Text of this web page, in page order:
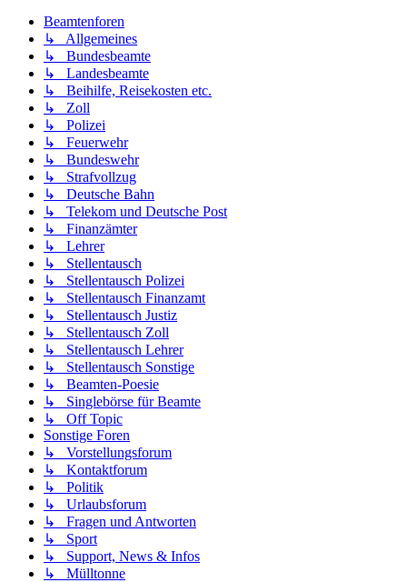
Beamtenforen
↳ Allgemeines
↳ Bundesbeamte
↳ Landesbeamte
↳ Beihilfe, Reisekosten etc.
↳ Zoll
↳ Polizei
↳ Feuerwehr
↳ Bundeswehr
↳ Strafvollzug
↳ Deutsche Bahn
↳ Telekom und Deutsche Post
↳ Finanzämter
↳ Lehrer
↳ Stellentausch
↳ Stellentausch Polizei
↳ Stellentausch Finanzamt
↳ Stellentausch Justiz
↳ Stellentausch Zoll
↳ Stellentausch Lehrer
↳ Stellentausch Sonstige
↳ Beamten-Poesie
↳ Singlebörse für Beamte
↳ Off Topic
Sonstige Foren
↳ Vorstellungsforum
↳ Kontaktforum
↳ Politik
↳ Urlaubsforum
↳ Fragen und Antworten
↳ Sport
↳ Support, News & Infos
↳ Mülltonne